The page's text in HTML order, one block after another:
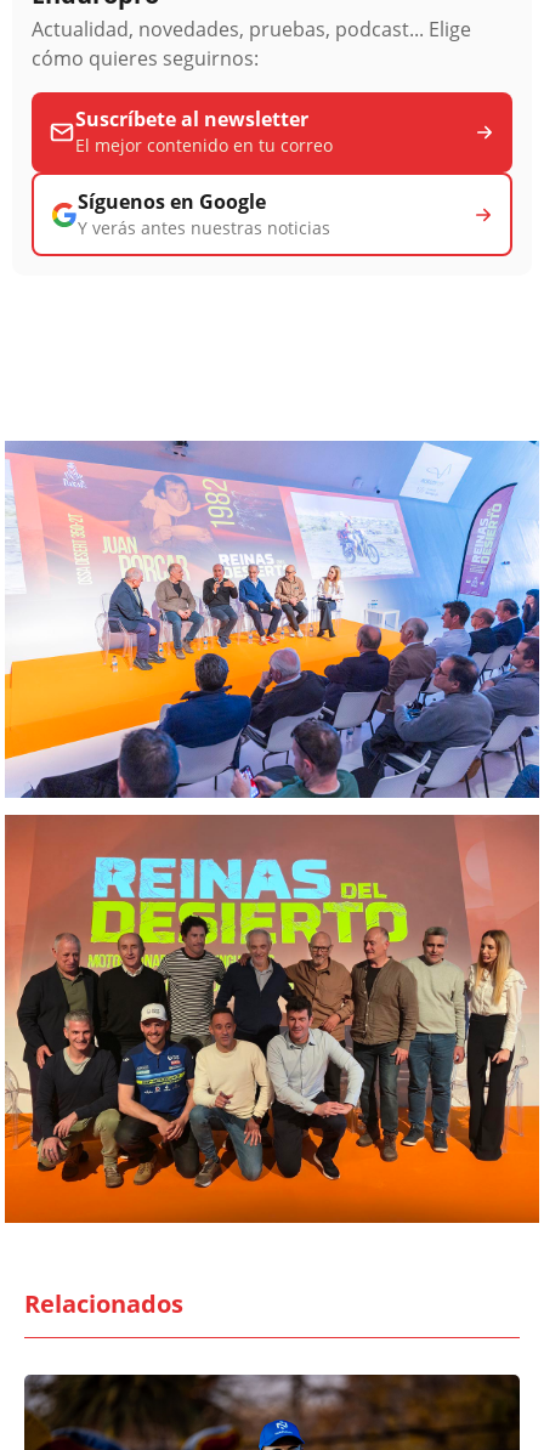
Actualidad, novedades, pruebas, podcast... Elige
cómo quieres seguirnos:
Suscríbete al newsletter
El mejor contenido en tu correo
Síguenos en Google
Y verás antes nuestras noticias
Relacionados